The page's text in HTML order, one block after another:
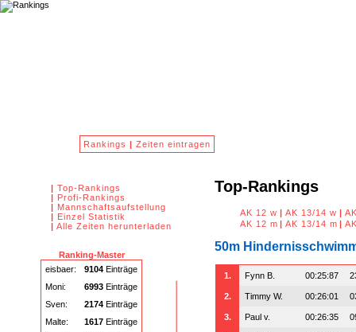
Rankings | Zeiten eintragen
Top-Rankings
AK 12 w | AK 13/14 w |
AK 12 m | AK 13/14 m |
50m
1. Fynn B. 00:25:87
2. Timmy W. 00:26:01
3. Paul v. 00:26:35
| Top-Rankings
| Profi-Rankings
| Mannschaftsaufstellung
| Einzel Statistik
| Alle Zeiten herunterladen
Ranking-Master
eisbaer:
9104 Einträge
Moni:
6993 Einträge
Sven:
2174 Einträge
Malte:
1617 Einträge